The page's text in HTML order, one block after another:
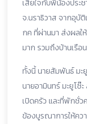
เสียใจกับพี่น้องประ
จ.นราธิวาส จากอุบัติ
กค ที่ผ่านมา ส่งผลใ
มาก รวมถึงบ้านเรือ
ทั้งนี้ นายสัมพันธ์ มะ
นายอามินทร์ มะยูโซ๊
เปิดครัว และที่พักชั่ว
ข้องบูรณาการให้คว